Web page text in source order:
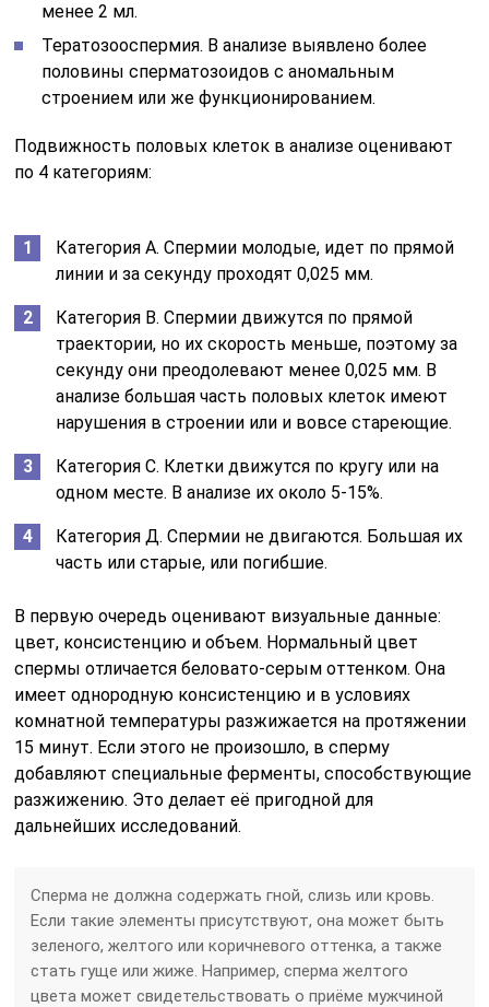
менее 2 мл.
Тератозооспермия. В анализе выявлено более
половины сперматозоидов с аномальным
строением или же функционированием.
Подвижность половых клеток в анализе оценивают
по 4 категориям:
Категория А. Спермии молодые, идет по прямой
линии и за секунду проходят 0,025 мм.
Категория В. Спермии движутся по прямой
траектории, но их скорость меньше, поэтому за
секунду они преодолевают менее 0,025 мм. В
анализе большая часть половых клеток имеют
нарушения в строении или и вовсе стареющие.
Категория С. Клетки движутся по кругу или на
одном месте. В анализе их около 5-15%.
Категория Д. Спермии не двигаются. Большая их
часть или старые, или погибшие.
В первую очередь оценивают визуальные данные:
цвет, консистенцию и объем. Нормальный цвет
спермы отличается беловато-серым оттенком. Она
имеет однородную консистенцию и в условиях
комнатной температуры разжижается на протяжении
15 минут. Если этого не произошло, в сперму
добавляют специальные ферменты, способствующие
разжижению. Это делает её пригодной для
дальнейших исследований.
Сперма не должна содержать гной, слизь или кровь.
Если такие элементы присутствуют, она может быть
зеленого, желтого или коричневого оттенка, а также
стать гуще или жиже. Например, сперма желтого
цвета может свидетельствовать о приёме мужчиной